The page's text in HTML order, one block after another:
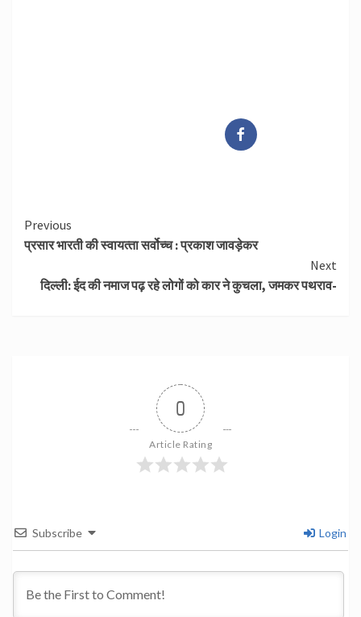
Continue
Reading
Previous
प्रसार भारती की स्‍वायत्‍ता सर्वोच्‍च : प्रकाश जावड़ेकर
Next
दिल्ली: ईद की नमाज पढ़ रहे लोगों को कार ने कुचला, जमकर पथराव-
0
Article Rating
Subscribe Login